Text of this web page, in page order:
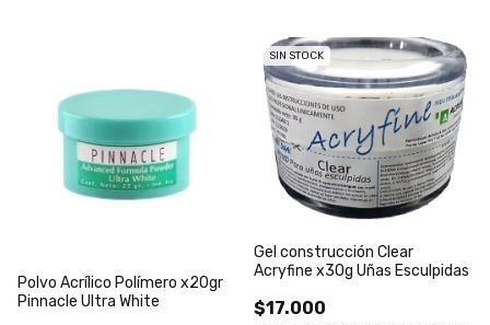
Polvo Acrílico Polímero x20gr
Pinnacle Ultra White
SIN STOCK
Gel construcción Clear
Acryfine x30g Uñas Esculpidas
$17.000